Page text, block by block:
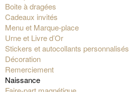
Boite à dragées
Cadeaux invités
Menu et Marque-place
Urne et Livre d’Or
Stickers et autocollants personnalisés
Décoration
Remerciement
Naissance